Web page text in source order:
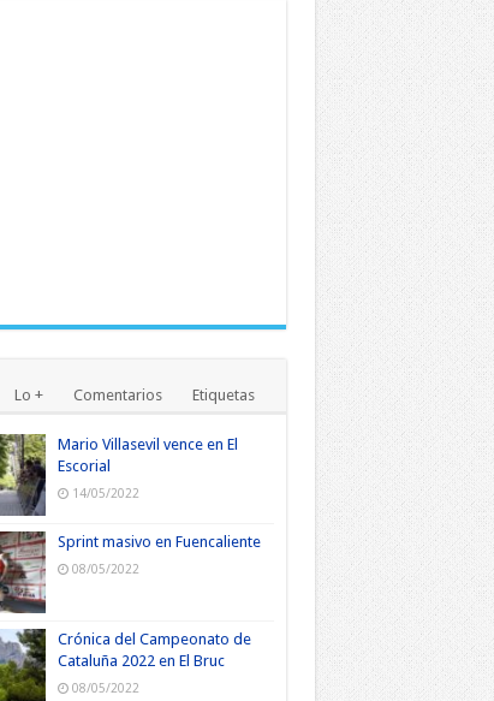
Lo + Comentarios Etiquetas
Mario Villasevil vence en El
Escorial
14/05/2022
Sprint masivo en Fuencaliente
08/05/2022
Crónica del Campeonato de
Cataluña 2022 en El Bruc
08/05/2022